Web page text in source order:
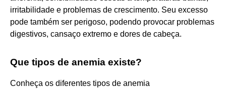
irritabilidade e problemas de crescimento. Seu excesso
pode também ser perigoso, podendo provocar problemas
digestivos, cansaço extremo e dores de cabeça.
Que tipos de anemia existe?
Conheça os diferentes tipos de anemia